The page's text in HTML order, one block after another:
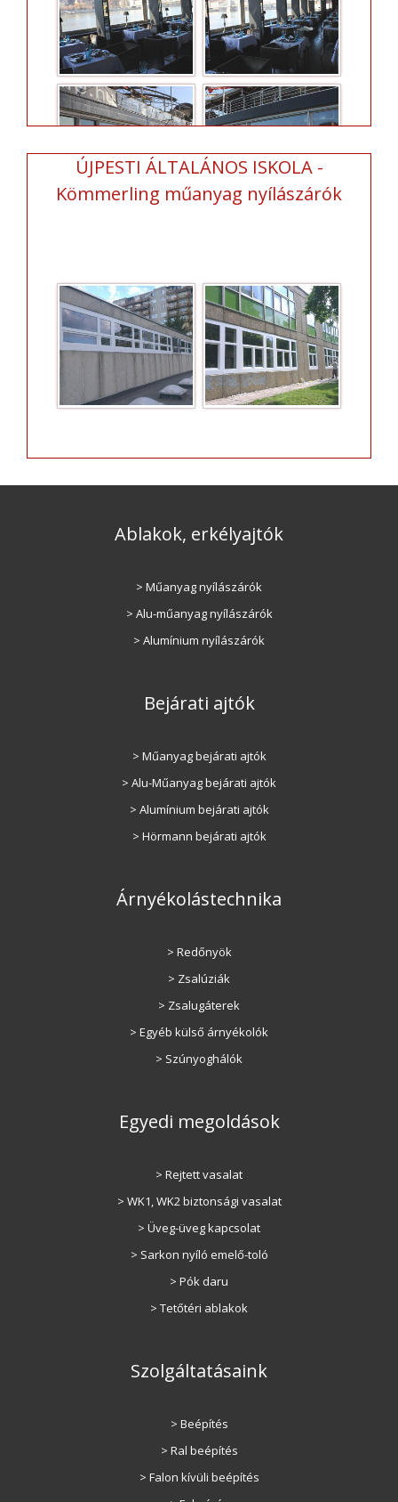
ÚJPESTI ÁLTALÁNOS ISKOLA -
Kömmerling műanyag nyílászárók
Ablakok, erkélyajtók
> Műanyag nyílászárók
> Alu-műanyag nyílászárók
> Alumínium nyílászárók
Bejárati ajtók
> Műanyag bejárati ajtók
> Alu-Műanyag bejárati ajtók
> Alumínium bejárati ajtók
> Hörmann bejárati ajtók
Árnyékolástechnika
> Redőnyök
> Zsalúziák
> Zsalugáterek
> Egyéb külső árnyékolók
> Szúnyoghálók
Egyedi megoldások
> Rejtett vasalat
> WK1, WK2 biztonsági vasalat
> Üveg-üveg kapcsolat
> Sarkon nyíló emelő-toló
> Pók daru
> Tetőtéri ablakok
Szolgáltatásaink
> Beépítés
> Ral beépítés
> Falon kívüli beépítés